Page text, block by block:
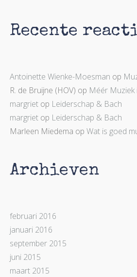
Recente
Antoinette Wienke-Moesman op
R. de Bruijne (HOV) op Méér Muziek
margriet op Leiderschap & Bach
margriet op Leiderschap & Bach
Marleen Miedema op Wat is goed
Archieven
februari 2016
januari 2016
september 2015
juni 2015
maart 2015